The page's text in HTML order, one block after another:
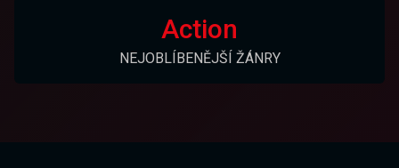
Action
NEJOBLÍBENĚJŠÍ ŽÁNRY